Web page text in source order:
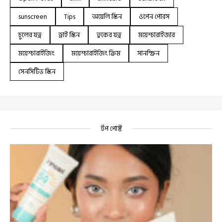
sunscreen
Tips অয়েলি স্কিন
ওপেন পোরস
চুলের যত্ন
ড্রাই স্কিন ত্বকের যত্ন
ময়েশ্চারাইজার
ময়েশ্চারাইজিং
ময়েশ্চারাইজিং ক্রিম
সানস্ক্রিন
সেনসিটিভ স্কিন
টপ পোষ্ট